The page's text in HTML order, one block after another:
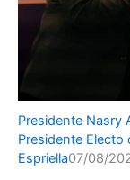
Presidente Nasry
Presidente Electo
Espriella07/08/